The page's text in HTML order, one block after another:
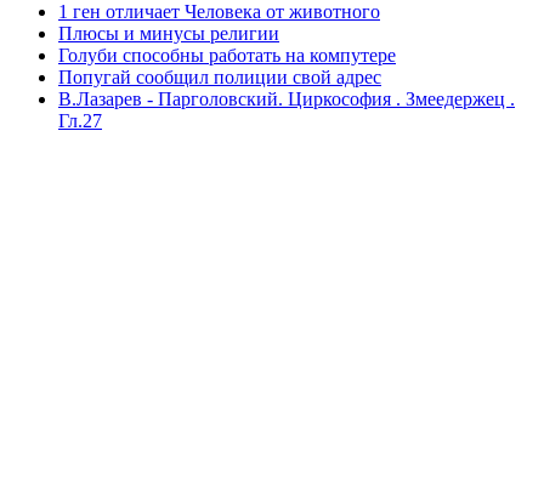
1 ген отличает Человека от животного
Плюсы и минусы религии
Голуби способны работать на компутере
Попугай сообщил полиции свой адрес
В.Лазарев - Парголовский. Циркософия . Змеедержец .
Гл.27